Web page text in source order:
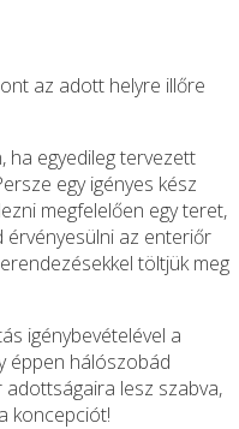
az adott helyre illőre
ha egyedileg tervezett
egy igényes kész
megfelelően egy teret,
az enteriőr
töltjük meg
igénybevételével a
éppen hálószobád
lesz szabva,
koncepciót!